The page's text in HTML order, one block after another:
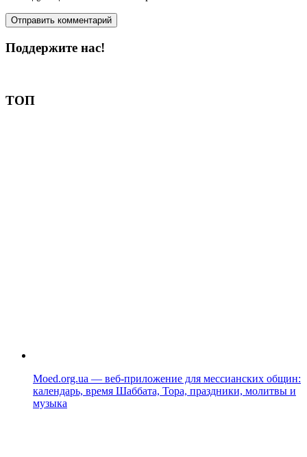
Поддержите нас!
ТОП
Moed.org.ua — веб-приложение для мессианских общин:
календарь, время Шаббата, Тора, праздники, молитвы и
музыка